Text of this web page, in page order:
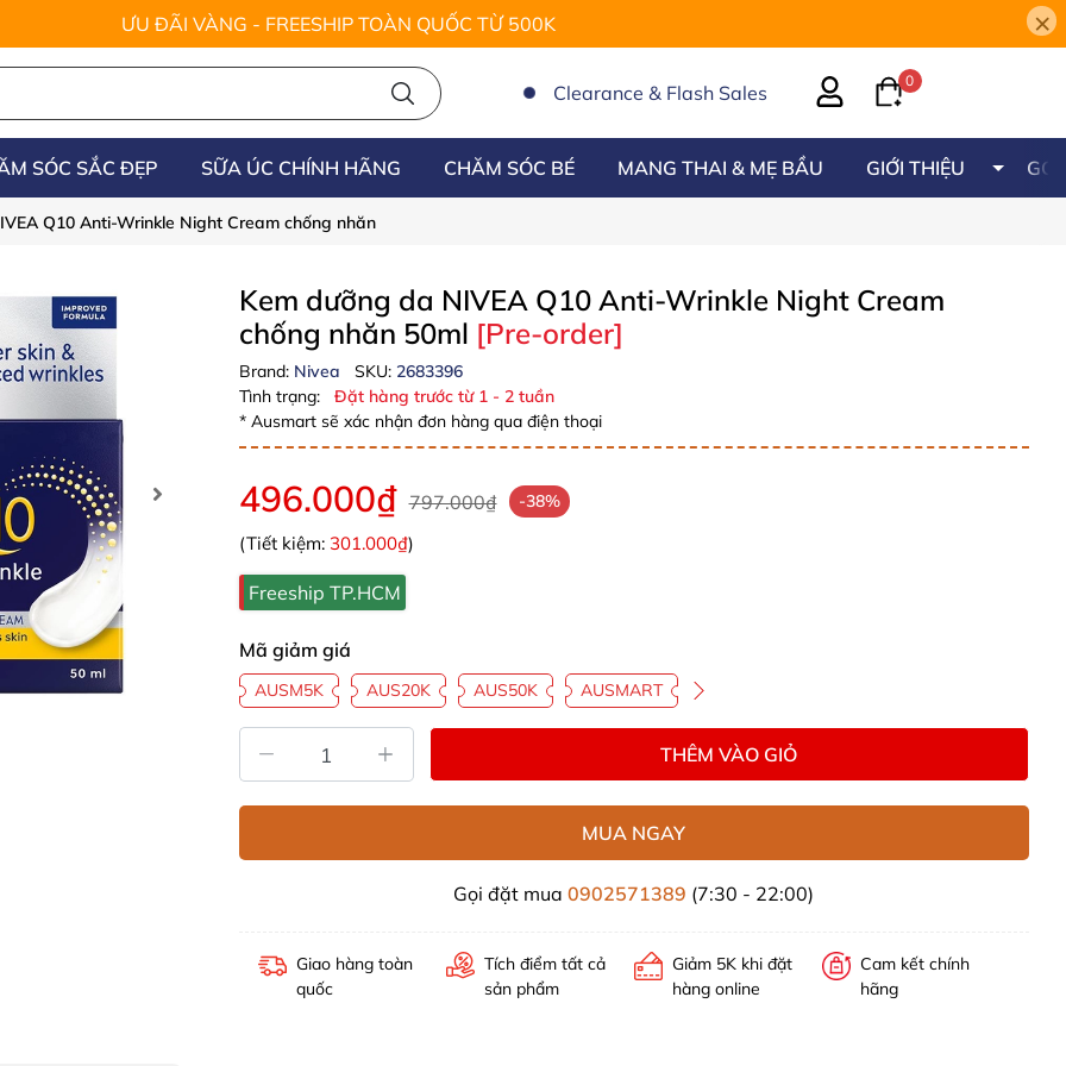
ƯU ĐÃI VÀNG - FREESHIP TOÀN QUỐC TỪ 500K ×
Clearance & Flash Sales
0
SÓC SẮC ĐẸP SỮA ÚC CHÍNH HÃNG CHĂM SÓC BÉ MANG THAI & MẸ BẦU GIỚI THIỆU
Q10 Anti-Wrinkle Night Cream chống nhăn
Kem dưỡng da NIVEA Q10 Anti-Wrinkle Night Cream
chống nhăn 50ml [Pre-order]
Brand: Nivea SKU: 2683396
Tình trạng:
Đặt hàng trước từ 1 - 2 tuần
* Ausmart sẽ xác nhận đơn hàng qua điện thoại
496.000₫ 797.000₫ -38%
(Tiết kiệm: 301.000₫)
Freeship TP.HCM
Mã giảm giá
AUSM5K AUS20K AUS50K AUSMART
THÊM VÀO GIỎ
MUA NGAY
Gọi đặt mua0902571389 (7:30 - 22:00)
Giao hàng toàn
quốc
Tích điểm tất cả
sản phẩm
Giảm 5K khi đặt
hàng online
Cam kết chính
hãng